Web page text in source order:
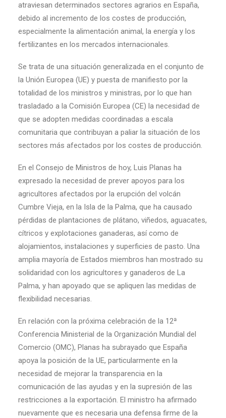
atraviesan determinados sectores agrarios en España,
debido al incremento de los costes de producción,
especialmente la alimentación animal, la energía y los
fertilizantes en los mercados internacionales.
Se trata de una situación generalizada en el conjunto de
la Unión Europea (UE) y puesta de manifiesto por la
totalidad de los ministros y ministras, por lo que han
trasladado a la Comisión Europea (CE) la necesidad de
que se adopten medidas coordinadas a escala
comunitaria que contribuyan a paliar la situación de los
sectores más afectados por los costes de producción.
En el Consejo de Ministros de hoy, Luis Planas ha
expresado la necesidad de prever apoyos para los
agricultores afectados por la erupción del volcán
Cumbre Vieja, en la Isla de la Palma, que ha causado
pérdidas de plantaciones de plátano, viñedos, aguacates,
cítricos y explotaciones ganaderas, así como de
alojamientos, instalaciones y superficies de pasto. Una
amplia mayoría de Estados miembros han mostrado su
solidaridad con los agricultores y ganaderos de La
Palma, y han apoyado que se apliquen las medidas de
flexibilidad necesarias.
En relación con la próxima celebración de la 12ª
Conferencia Ministerial de la Organización Mundial del
Comercio (OMC), Planas ha subrayado que España
apoya la posición de la UE, particularmente en la
necesidad de mejorar la transparencia en la
comunicación de las ayudas y en la supresión de las
restricciones a la exportación. El ministro ha afirmado
nuevamente que es necesaria una defensa firme de la